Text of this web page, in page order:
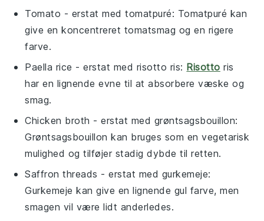
Tomato - erstat medtomatpuré: Tomatpuré kan
give en koncentreret tomatsmag og en rigere
farve.
Paella rice - erstat med risotto ris: Risotto ris
har en lignende evne til at absorbere væske og
smag.
Chicken broth - erstat med grøntsagsbouillon:
Grøntsagsbouillon kan bruges som en vegetarisk
mulighed og tilføjer stadig dybde til retten.
Saffron threads - erstat med gurkemeje:
Gurkemeje kan give en lignende gul farve, men
smagen vil være lidt anderledes.